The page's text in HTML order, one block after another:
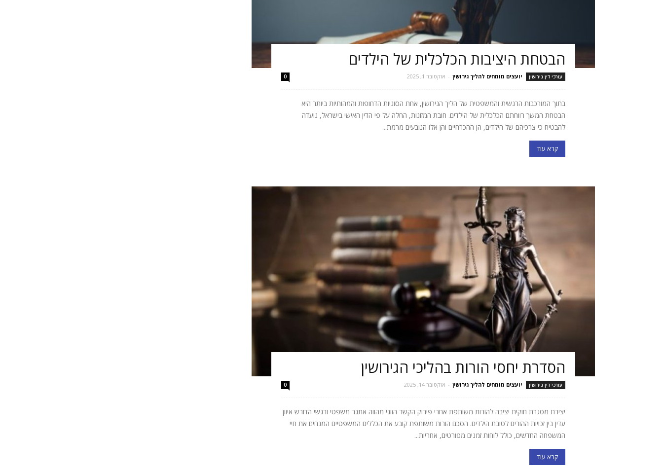
הבטחת היציבות הכלכלית של הילדים
עורכי דין גירושין יועצים מומחים להליך גירושין - אוקטובר 1, 2025 0
בתוך המורכבות הרגשית והמשפטית של הליך הגירושין, אחת הסוגיות הדחופות והמהותיות ביותר היא
הבטחת המשך רווחתם הכלכלית של הילדים. חובת המזונות, החלה על פי הדין האישי בישראל, נועדה
להבטיח כי צרכיהם של הילדים, הן ההכרחיים והן אלו הנובעים מרמת...
קרא עוד
הסדרת יחסי הורות בהליכי הגירושין
עורכי דין גירושין יועצים מומחים להליך גירושין - אוקטובר 14, 2025 0
יצירת מסגרת חוקית יציבה להורות משותפת אחרי פירוק הקשר הזוגי מהווה אתגר משפטי ורגשי הדורש איזון
עדין בין זכויות ההורים לטובת הילדים. הסכם הורות משותפת קובע את הכללים המשפטיים המנחים את חיי
המשפחה החדשים, כולל לוחות זמנים מפורטים, אחריות...
קרא עוד